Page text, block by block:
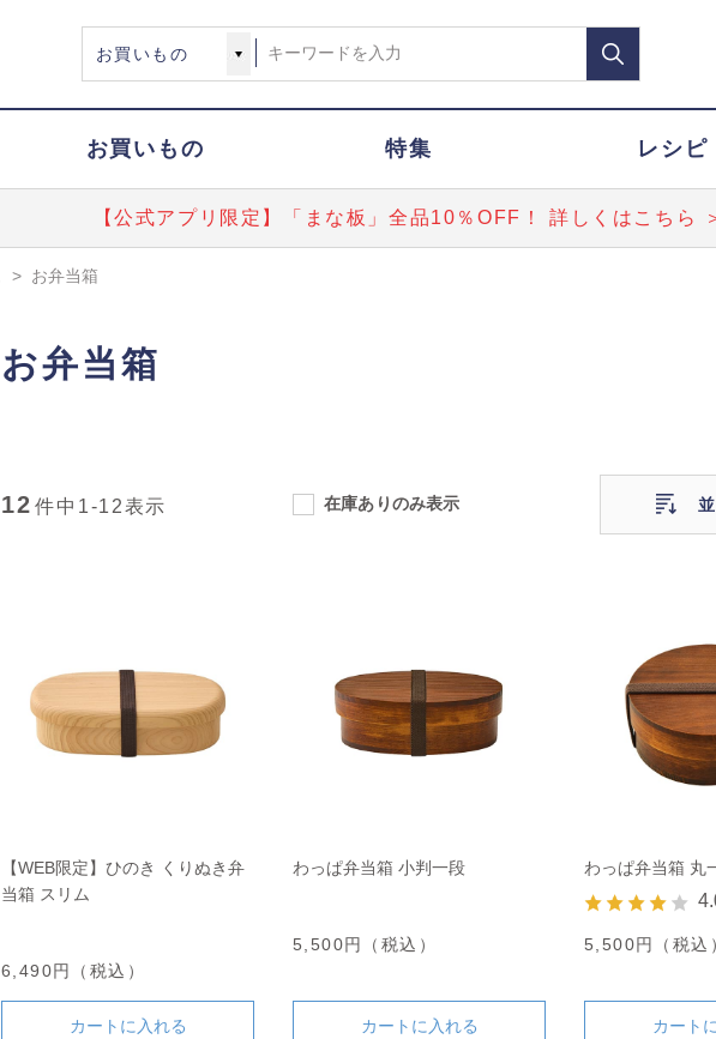
お買いもの 特集 レシピ
【公式アプリ限定】「まな板」全品10％OFF！ 詳しくはこちら
> お弁当箱
お弁当箱
12 件中 1-12表示 在庫ありのみ表示
【WEB限定】ひのき くりぬき弁
当箱 スリム
6,490円（税込）
カートに入れる
わっぱ弁当箱 小判一段
5,500円（税込）
カートに入れる
わっぱ弁当箱 丸
5,500円（税込
カート